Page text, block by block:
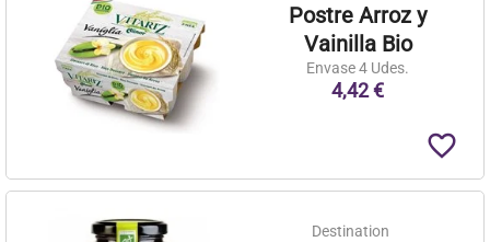
Postre Arroz y
Vainilla Bio
Envase 4 Udes.
4,42 €
favorite_border
Destination